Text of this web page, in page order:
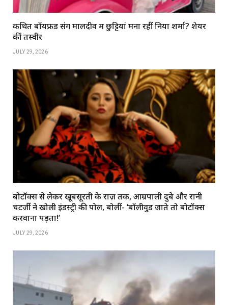
कथित बॉयफ्रेंड संग मालदीव में छुट्टियां मना रहीं निया शर्मा? शेयर
कीं तस्वीरें
JULY 29, 2026
बोटॉक्स से लेकर खूबसूरती के राज़ तक, आम्रपाली दुबे और रानी
चटर्जी ने खोली इंडस्ट्री की पोल, बोलीं- ‘बॉलीवुड जाते तो बोटॉक्स
करवाना पड़ता!’
JULY 29, 2026